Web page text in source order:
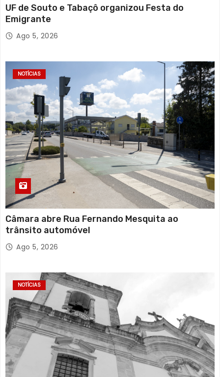
o
s
c
o
n
t
e
ú
d
o
s
UF de Souto e Tabaçô organizou Festa do
Emigrante
Ago 5, 2026
NOTÍCIAS
Câmara abre Rua Fernando Mesquita ao
trânsito automóvel
Ago 5, 2026
NOTÍCIAS